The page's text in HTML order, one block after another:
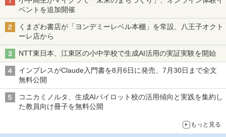
ベントを追加開催
くまざわ書店が「ヨンデミーレベル本棚」を常設、八王子オクト
ーレ店から
NTT東日本、江東区の小中学校で生成AI活用の実証実験を開始
インプレスがClaude入門書を8月6日に発売、7月30日まで全文
無料公開
コニカミノルタ、生成AIパイロット校の活用傾向と実践を集約し
た教員向け冊子を無料公開
もっと見る